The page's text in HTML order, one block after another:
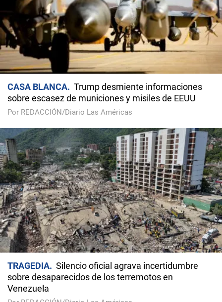
CASA BLANCA
Trump desmiente informaciones
sobre escasez de municiones y misiles de EEUU
Por REDACCIÓN/Diario Las Américas
TRAGEDIA
Silencio oficial agrava incertidumbre
sobre desaparecidos de los terremotos en
Venezuela